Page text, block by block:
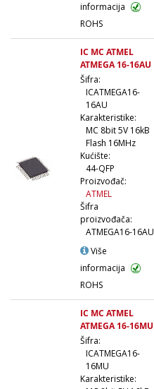
informacija
ROHS
IC MC ATMEL
ATMEGA 16-16AU
Šifra:
ICATMEGA16-
16AU
Karakteristike:
MC 8bit 5V 16kB
Flash 16MHz
Kućište:
44-QFP
Proizvođač:
ATMEL
Šifra
proizvođača:
ATMEGA16-16AU
Više
informacija
ROHS
IC MC ATMEL
ATMEGA 16-16MU
Šifra:
ICATMEGA16-
16MU
Karakteristike: